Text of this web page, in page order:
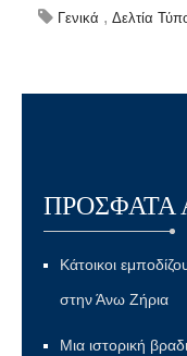
Γενικά , Δελτία
ΠΡΌΣΦΑΤΑ
Κάτοικοι
στην Άνω Ζήρια
Μια ιστορική